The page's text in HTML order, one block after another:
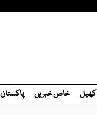
کھیل خاص خبریں پاکستان